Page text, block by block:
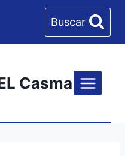
Buscar
Casma